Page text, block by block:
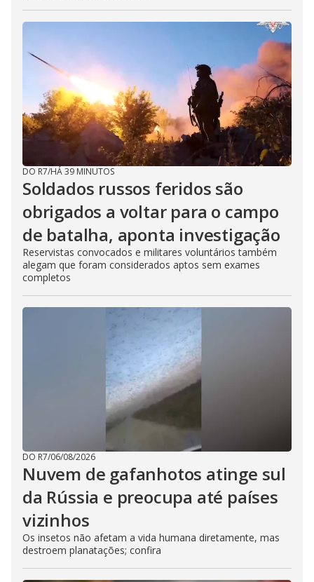
DO R7/HÁ 39 MINUTOS
Soldados russos feridos são
obrigados a voltar para o campo
de batalha, aponta investigação
Reservistas convocados e militares voluntários também
alegam que foram considerados aptos sem exames
completos
DO R7/06/08/2026
Nuvem de gafanhotos atinge sul
da Rússia e preocupa até países
vizinhos
Os insetos não afetam a vida humana diretamente, mas
destroem planatações; confira